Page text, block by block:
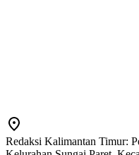
Redaksi Kalimantan Timur: